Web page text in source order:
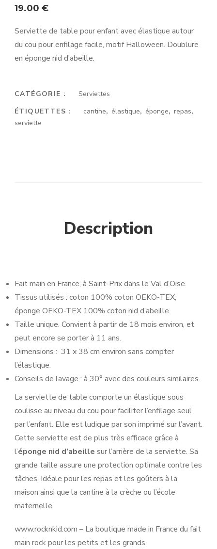
19.00 €
Serviette de table pour enfant avec élastique autour
du cou pour enfilage facile, motif Halloween. Doublure
en éponge nid d’abeille.
CATÉGORIE :
Serviettes
ÉTIQUETTES :
cantine, élastique, éponge, repas,
serviette
Description
Fait main en France, à Saint-Prix dans le Val d’Oise.
Tissus utilisés : coton 100% coton OEKO-TEX,
éponge OEKO-TEX 100% coton nid d’abeille.
Taille unique. Convient à partir de 18 mois environ, et
peut encore se porter à 11 ans.
Dimensions : 31 x 38 cm environ sans compter
l’élastique.
Conseils de lavage : à 30° avec des couleurs similaires.
La serviette de table comporte un élastique sous
coulisse au niveau du cou pour faciliter l’enfilage seul
par l’enfant. Elle est ludique par son imprimé sur l’avant.
Cette serviette est de plus très efficace grâce à
l’éponge nid d’abeille sur l’arrière de la serviette. Sa
grande taille assure une protection optimale contre les
tâches. Idéale pour les repas et les goûters à la
maison ainsi que la cantine à la crèche ou l’école
maternelle.
www.rocknkid.com – La boutique made in France du fait
main rock pour les petits et les grands.